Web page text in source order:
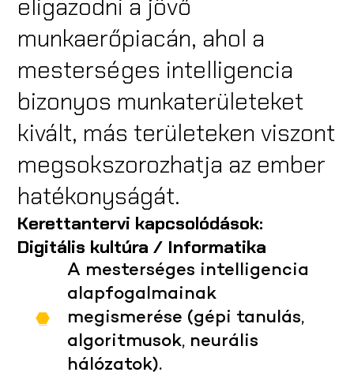
eligazodni a jövő
munkaerőpiacán, ahol a
mesterséges intelligencia
bizonyos munkaterületeket
kivált, más területeken viszont
megsokszorozhatja az ember
hatékonyságát.
Kerettantervi kapcsolódások:
Digitális kultúra / Informatika
A mesterséges intelligencia
alapfogalmainak
megismerése (gépi tanulás,
algoritmusok, neurális
hálózatok).